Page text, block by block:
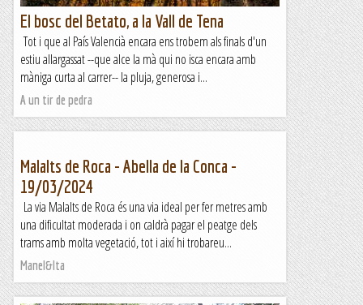
El bosc del Betato, a la Vall de Tena
Tot i que al País Valencià encara ens trobem als finals d'un
estiu allargassat --que alce la mà qui no isca encara amb
màniga curta al carrer-- la pluja, generosa i...
A un tir de pedra
Malalts de Roca - Abella de la Conca -
19/03/2024
La via Malalts de Roca és una via ideal per fer metres amb
una dificultat moderada i on caldrà pagar el peatge dels
trams amb molta vegetació, tot i així hi trobareu...
Manel&Ita